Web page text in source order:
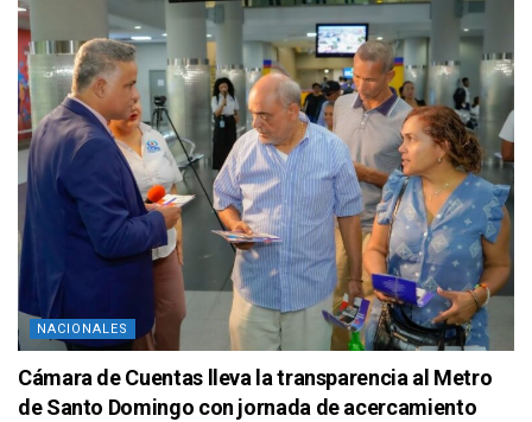
NACIONALES
Cámara de Cuentas lleva la transparencia al Metro
de Santo Domingo con jornada de acercamiento